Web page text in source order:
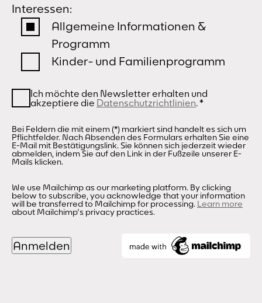
Interessen:
Allgemeine Informationen &
Programm
Kinder- und Familienprogramm
Ich möchte den Newsletter erhalten und
akzeptiere die Datenschutzrichtlinien.*
Bei Feldern die mit einem (*) markiert sind handelt es sich um
Pflichtfelder. Nach Absenden des Formulars erhalten Sie eine
E-Mail mit Bestätigungslink. Sie können sich jederzeit wieder
abmelden, indem Sie auf den Link in der Fußzeile unserer E-
Mails klicken.
We use Mailchimp as our marketing platform. By clicking
below to subscribe, you acknowledge that your information
will be transferred to Mailchimp for processing. Learn more
about Mailchimp's privacy practices.